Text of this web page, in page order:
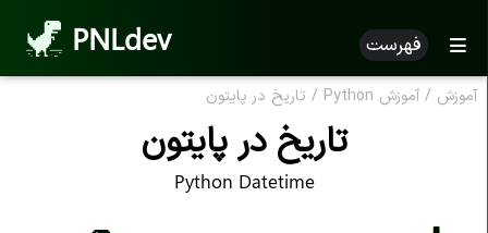
PNLdev فهرست
آموزش / آموزش Python / تاریخ در پایتون
تاریخ در پایتون
Python Datetime